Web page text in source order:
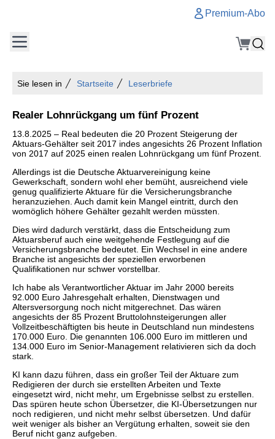
Premium-Abo
Sie lesen in Startseite Leserbriefe
Realer Lohnrückgang um fünf Prozent
13.8.2025 – Real bedeuten die 20 Prozent Steigerung der
Aktuars-Gehälter seit 2017 indes angesichts 26 Prozent Inflation
von 2017 auf 2025 einen realen Lohnrückgang um fünf Prozent.
Allerdings ist die Deutsche Aktuarvereinigung keine
Gewerkschaft, sondern wohl eher bemüht, ausreichend viele
genug qualifizierte Aktuare für die Versicherungsbranche
heranzuziehen. Auch damit kein Mangel eintritt, durch den
womöglich höhere Gehälter gezahlt werden müssten.
Dies wird dadurch verstärkt, dass die Entscheidung zum
Aktuarsberuf auch eine weitgehende Festlegung auf die
Versicherungsbranche bedeutet. Ein Wechsel in eine andere
Branche ist angesichts der speziellen erworbenen
Qualifikationen nur schwer vorstellbar.
Ich habe als Verantwortlicher Aktuar im Jahr 2000 bereits
92.000 Euro Jahresgehalt erhalten, Dienstwagen und
Altersversorgung noch nicht mitgerechnet. Das wären
angesichts der 85 Prozent Bruttolohnsteigerungen aller
Vollzeitbeschäftigten bis heute in Deutschland nun mindestens
170.000 Euro. Die genannten 106.000 Euro im mittleren und
134.000 Euro im Senior-Management relativieren sich da doch
stark.
KI kann dazu führen, dass ein großer Teil der Aktuare zum
Redigieren der durch sie erstellten Arbeiten und Texte
eingesetzt wird, nicht mehr, um Ergebnisse selbst zu erstellen.
Das spüren heute schon Übersetzer, die KI-Übersetzungen nur
noch redigieren, und nicht mehr selbst übersetzen. Und dafür
weit weniger als bisher an Vergütung erhalten, soweit sie den
Beruf nicht ganz aufgeben.